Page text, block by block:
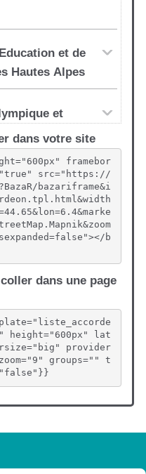
dans votre site
framebor
src="https://
bazariframe&i
b
dans une page
height="600px" lat
provider
groups="" t